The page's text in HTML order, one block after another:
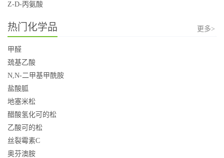
Z-D-丙氨酸
热门化学品 更多>
甲醛
巯基乙酸
N,N-二甲基甲酰胺
盐酸胍
地塞米松
醋酸氢化可的松
乙酸可的松
丝裂霉素C
奥芬澳胺